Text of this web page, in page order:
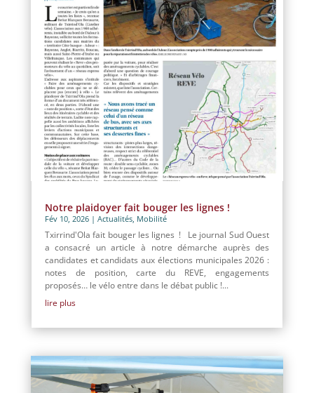
Notre plaidoyer fait bouger les lignes !
Fév 10, 2026| Actualités, Mobilité
Txirrind'Ola fait bouger les lignes ! Le journal Sud Ouest
a consacré un article à notre démarche auprès des
candidates et candidats aux élections municipales 2026 :
notes de position, carte du REVE, engagements
proposés… le vélo entre dans le débat public !...
lire plus